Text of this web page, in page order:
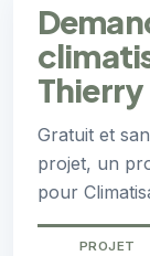
Thierry
Gratuit et
projet, un
pour
PROJET